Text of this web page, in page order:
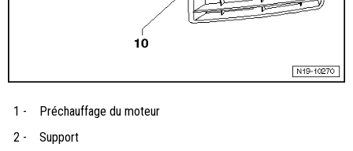
1 -
Préchauffage du moteur
2 -
Support